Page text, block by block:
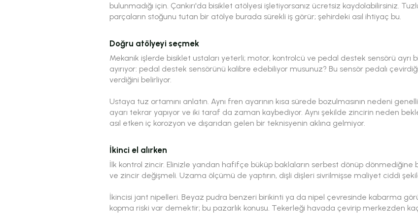
bulunmadığı için. Çankırı'da bisiklet atölyesi işletiyorsanız ücretsiz kaydolabilirsiniz.
parçaların stoğunu tutan bir atölye burada sürekli iş görür; şehirdeki asıl ihtiyaç bu.
Doğru atölyeyi seçmek
Mekanik işlerde bisiklet ustaları yeterli; motor, kontrolcü ve pedal destek sensörü ayrı
ayırıyor: pedal destek sensörünü kalibre edebiliyor musunuz? Bu sensör pedalı
verdiğini belirliyor.
Ustaya tuz ortamını anlatın. Aynı fren ayarının kısa sürede bozulmasının nedeni
ayarı tekrar yapıyor ve iki taraf da zaman kaybediyor. Aynı şekilde zincirin neden
asıl etken iç korozyon ve dışarıdan gelen bir teknisyenin aklına gelmiyor.
İkinci el alırken
İlk kontrol zincir. Elinizle yandan hafifçe büküp baklaların serbest dönüp dönmediğine
ve zincir değişmeli. Uzama ölçümü de yaptırın, dişli dişleri sivrilmişse maliyet ciddi
İkincisi jant nipelleri. Beyaz pudra benzeri birikinti ya da nipel çevresinde kabarma
kopma riski var demektir; bu pazarlık konusu. Tekerleği havada çevirip merkezden